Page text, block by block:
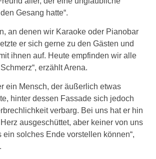
Gesang hatte“.
an denen wir Karaoke oder Pianobar
er sich gerne zu den Gästen und
ihnen auf. Heute empfinden wir alle
erzählt Arena.
ein Mensch, der äußerlich etwas
hinter dessen Fassade sich jedoch
verbarg. Bei uns hat er hin
ausgeschüttet, aber keiner von uns
ein solches Ende vorstellen können“,